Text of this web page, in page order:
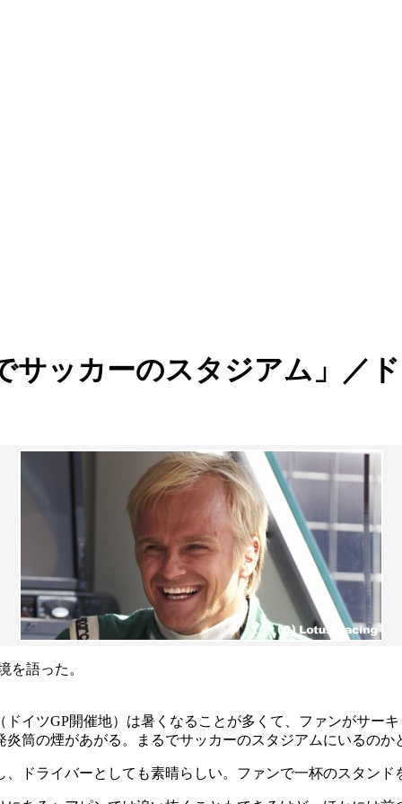
サッカーのスタジアム」／
を語った。
イツGP開催地）は暑くなることが多くて、ファンがサー
筒の煙があがる。まるでサッカーのスタジアムにいるのか
ドライバーとしても素晴らしい。ファンで一杯のスタン